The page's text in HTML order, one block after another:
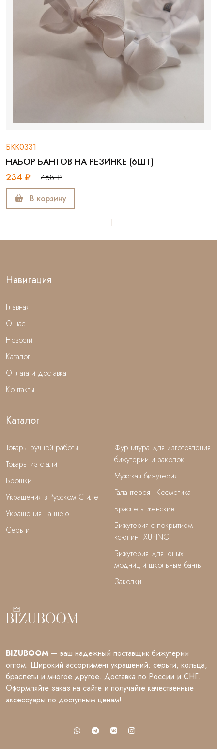
БКК0331
НАБОР БАНТОВ НА РЕЗИНКЕ (6ШТ)
234 ₽
468 ₽
В корзину
Навигация
Главная
О нас
Новости
Каталог
Оплата и доставка
Контакты
Каталог
Товары ручной работы
Товары из стали
Брошки
Украшения в Русском Стиле
Украшения на шею
Серьги
Фурнитура для изготовления
бижутерии и заколок
Мужская бижутерия
Галантерея - Косметика
Браслеты женские
Бижутерия с покрытием
ксюпинг XUPING
Бижутерия для юных
модниц и школьные банты
Заколки
BIZUBOOM — ваш надежный поставщик бижутерии
оптом. Широкий ассортимент украшений: серьги, кольца,
браслеты и многое другое. Доставка по России и СНГ.
Оформляйте заказ на сайте и получайте качественные
аксессуары по доступным ценам!